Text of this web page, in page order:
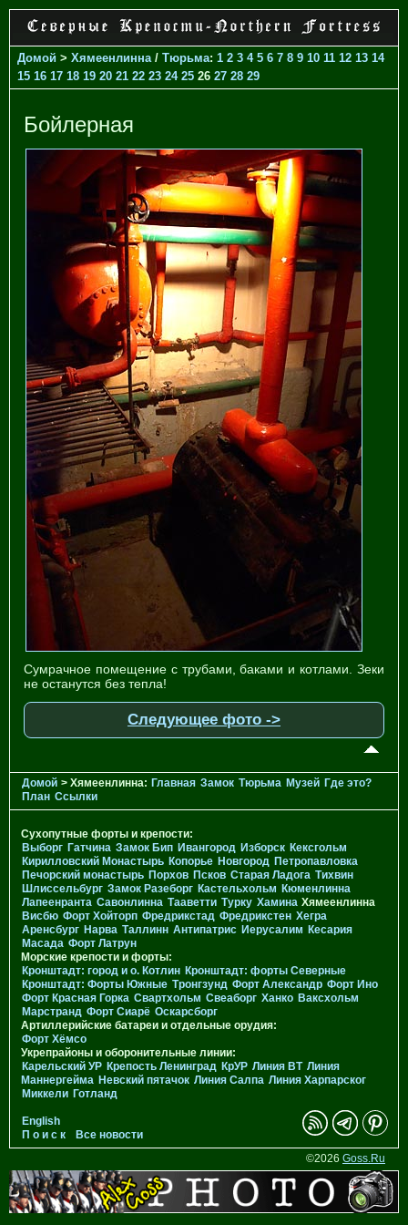
Домой > Хямеенлинна / Тюрьма: 1 2 3 4 5 6 7 8 9 10 11 12 13 14
15 16 17 18 19 20 21 22 23 24 25 26 27 28 29
Бойлерная
Сумрачное помещение с трубами, баками и котлами. Зеки
не останутся без тепла!
Следующее фото ->
Домой > Хямеенлинна: Главная Замок Тюрьма Музей Где это?
План Ссылки
Сухопутные форты и крепости:
Выборг Гатчина Замок Бип Ивангород Изборск Кексгольм
Кирилловский Монастырь Копорье Новгород Петропавловка
Печорcкий монастырь Порхов Псков Старая Ладога Тихвин
Шлиссельбург Замок Разеборг Кастельхольм Кюменлинна
Лапеенранта Савонлинна Тааветти Турку Хамина Хямеенлинна
Висбю Форт Хойторп Фредрикстад Фредрикстен Хегра
Аренсбург Нарва Таллинн Антипатрис Иерусалим Кесария
Масада Форт Латрун
Морские крепости и форты:
Кронштадт: город и о. Котлин Кронштадт: форты Северные
Кронштадт: Форты Южные Тронгзунд Форт Александр Форт Ино
Форт Красная Горка Свартхольм Свеаборг Ханко Ваксхольм
Марстранд Форт Сиарё Оскарсборг
Артиллерийские батареи и отдельные орудия:
Форт Хёмсо
Укрепрайоны и оборонительные линии:
Карельский УР Крепость Ленинград КрУР Линия ВТ Линия
Маннергейма Невский пятачок Линия Салпа Линия Харпарског
Миккели Готланд
English
П о и с к
Все новости
©2026 Goss.Ru